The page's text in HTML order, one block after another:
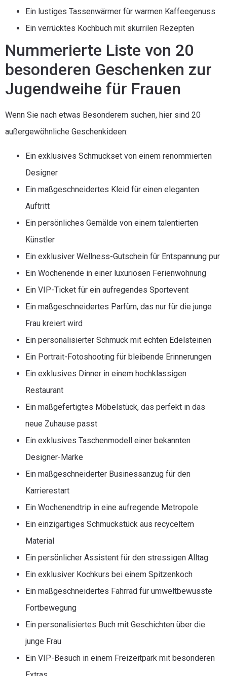
Ein lustiges Tassenwärmer für warmen Kaffeegenuss
Ein verrücktes Kochbuch mit skurrilen Rezepten
Nummerierte Liste von 20
besonderen Geschenken zur
Jugendweihe für Frauen
Wenn Sie nach etwas Besonderem suchen, hier sind 20
außergewöhnliche Geschenkideen:
Ein exklusives Schmuckset von einem renommierten
Designer
Ein maßgeschneidertes Kleid für einen eleganten
Auftritt
Ein persönliches Gemälde von einem talentierten
Künstler
Ein exklusiver Wellness-Gutschein für Entspannung pur
Ein Wochenende in einer luxuriösen Ferienwohnung
Ein VIP-Ticket für ein aufregendes Sportevent
Ein maßgeschneidertes Parfüm, das nur für die junge
Frau kreiert wird
Ein personalisierter Schmuck mit echten Edelsteinen
Ein Portrait-Fotoshooting für bleibende Erinnerungen
Ein exklusives Dinner in einem hochklassigen
Restaurant
Ein maßgefertigtes Möbelstück, das perfekt in das
neue Zuhause passt
Ein exklusives Taschenmodell einer bekannten
Designer-Marke
Ein maßgeschneiderter Businessanzug für den
Karrierestart
Ein Wochenendtrip in eine aufregende Metropole
Ein einzigartiges Schmuckstück aus recyceltem
Material
Ein persönlicher Assistent für den stressigen Alltag
Ein exklusiver Kochkurs bei einem Spitzenkoch
Ein maßgeschneidertes Fahrrad für umweltbewusste
Fortbewegung
Ein personalisiertes Buch mit Geschichten über die
junge Frau
Ein VIP-Besuch in einem Freizeitpark mit besonderen